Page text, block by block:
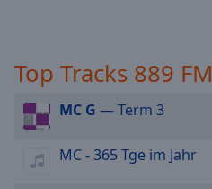
Fullscreen
modal
window.
Top Tracks 889
MC G — Term 3
MC - 365 Tge im Jahr